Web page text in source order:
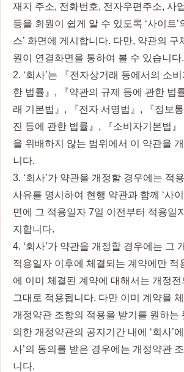
재지 주소, 전화번호, 전자우편주소, 사
등을 회원이 쉽게 알 수 있도록 ‘사이트’
스’ 화면에 게시합니다. 다만, 약관의 구
원이 연결화면을 통하여 볼 수 있습니다.
2. ‘회사’는 『전자상거래 등에서의 소
한 법률』, 『약관의 규제 등에 관한 법
래 기본법』, 『전자 서명법』, 『정보
진 등에 관한 법률』, 『소비자기본법』
을 위배하지 않는 범위에서 이 약관을
니다.
3. ‘회사’가 약관을 개정할 경우에는 적
사유를 명시하여 현행 약관과 함께 ‘사
면에 그 적용일자 7일 이전부터 적용일
지합니다.
4. ‘회사’가 약관을 개정할 경우에는 그
적용일자 이후에 체결되는 계약에만 적
에 이미 체결된 계약에 대해서는 개정전
그대로 적용됩니다. 다만 이미 계약을 체
개정약관 조항의 적용을 받기를 원하는
의한 개정약관의 공지기간 내에 ‘회사’
사’의 동의를 받은 경우에는 개정약관
니다.